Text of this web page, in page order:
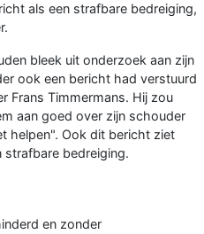
als een strafbare bedreiging,
bleek uit onderzoek aan zijn
ook een bericht had verstuurd
Frans Timmermans. Hij zou
aan goed over zijn schouder
helpen". Ook dit bericht ziet
strafbare bedreiging.
en zonder